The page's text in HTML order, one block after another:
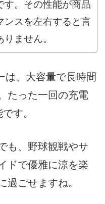
す。その性能が商品
ンスを左右すると言
ません。
は、大容量で長時間
たった一回の充電
す。
も、野球観戦やサ
ドで優雅に涼を楽
過ごせますね。